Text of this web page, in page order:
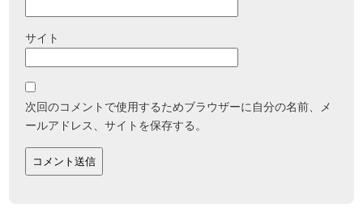
サイト
次回のコメントで使用するためブラウザーに自分の名前、メ
ールアドレス、サイトを保存する。